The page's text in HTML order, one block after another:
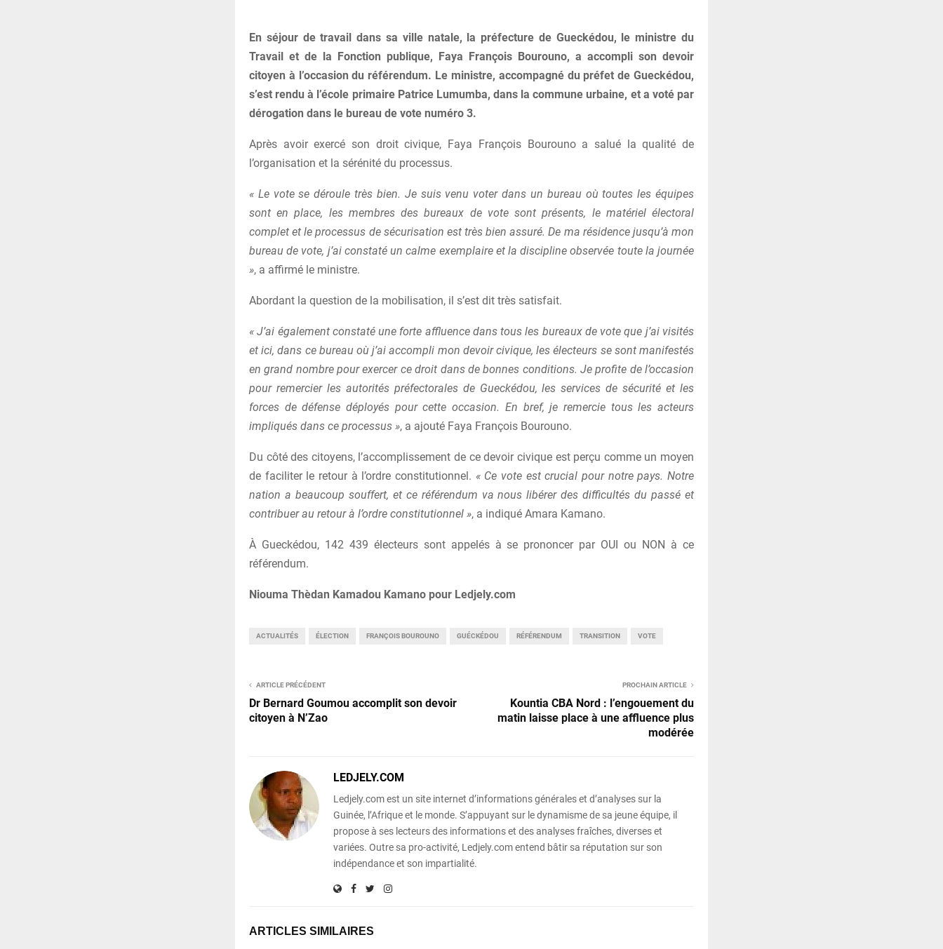
En séjour de travail dans sa ville natale, la préfecture de Gueckédou, le ministre du
Travail et de la Fonction publique, Faya François Bourouno, a accompli son devoir
citoyen à l’occasion du référendum. Le ministre, accompagné du préfet de Gueckédou,
s’est rendu à l’école primaire Patrice Lumumba, dans la commune urbaine, et a voté par
dérogation dans le bureau de vote numéro 3.
Après avoir exercé son droit civique, Faya François Bourouno a salué la qualité de
l’organisation et la sérénité du processus.
« Le vote se déroule très bien. Je suis venu voter dans un bureau où toutes les équipes
sont en place, les membres des bureaux de vote sont présents, le matériel électoral
complet et le processus de sécurisation est très bien assuré. De ma résidence jusqu’à mon
bureau de vote, j’ai constaté un calme exemplaire et la discipline observée toute la journée
», a affirmé le ministre.
Abordant la question de la mobilisation, il s’est dit très satisfait.
« J’ai également constaté une forte affluence dans tous les bureaux de vote que j’ai visités
et ici, dans ce bureau où j’ai accompli mon devoir civique, les électeurs se sont manifestés
en grand nombre pour exercer ce droit dans de bonnes conditions. Je profite de l’occasion
pour remercier les autorités préfectorales de Gueckédou, les services de sécurité et les
forces de défense déployés pour cette occasion. En bref, je remercie tous les acteurs
impliqués dans ce processus », a ajouté Faya François Bourouno.
Du côté des citoyens, l’accomplissement de ce devoir civique est perçu comme un moyen
de faciliter le retour à l’ordre constitutionnel. « Ce vote est crucial pour notre pays. Notre
nation a beaucoup souffert, et ce référendum va nous libérer des difficultés du passé et
contribuer au retour à l’ordre constitutionnel », a indiqué Amara Kamano.
À Gueckédou, 142 439 électeurs sont appelés à se prononcer par OUI ou NON à ce
référendum.
Niouma Thèdan Kamadou Kamano pour Ledjely.com
ACTUALITÉS ÉLECTION FRANÇOIS BOUROUNO GUÉCKÉDOU RÉFÉRENDUM TRANSITION VOTE
ARTICLE PRÉCÉDENT
Dr Bernard Goumou accomplit son devoir
citoyen à N’Zao
PROCHAIN ARTICLE
Kountia CBA Nord : l’engouement du
matin laisse place à une affluence plus
modérée
LEDJELY.COM
Ledjely.com est un site internet d’informations générales et d’analyses sur la
Guinée, l’Afrique et le monde. S’appuyant sur le dynamisme de sa jeune équipe, il
propose à ses lecteurs des informations et des analyses fraîches, diverses et
variées. Outre sa pro-activité, Ledjely.com entend bâtir sa réputation sur son
indépendance et son impartialité.
ARTICLES SIMILAIRES